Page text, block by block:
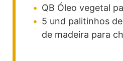
QB Óleo vegetal
5 und palitinhos
de madeira para